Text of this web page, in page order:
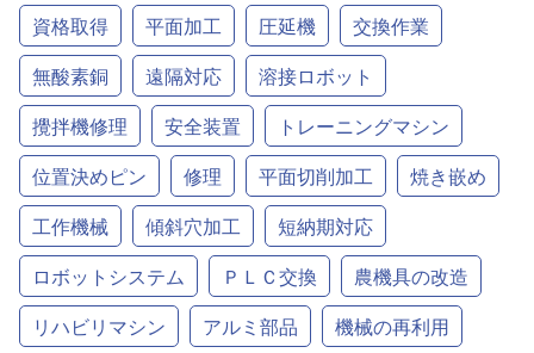
資格取得
平面加工 圧延機
交換作業
無酸素銅
遠隔対応
溶接ロボット
攪拌機修理
安全装置
トレーニングマシン
位置決めピン
修理 平面切削加工
焼き嵌め
工作機械
傾斜穴加工
短納期対応
ロボットシステム
ＰＬＣ交換
農機具の改造
リハビリマシン
アルミ部品 機械の再利用